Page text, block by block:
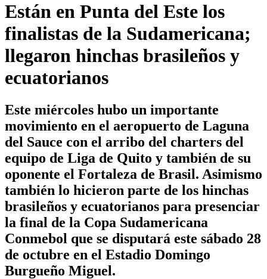
Están en Punta del Este los
finalistas de la Sudamericana;
llegaron hinchas brasileños y
ecuatorianos
Este miércoles hubo un importante
movimiento en el aeropuerto de Laguna
del Sauce con el arribo del charters del
equipo de Liga de Quito y también de su
oponente el Fortaleza de Brasil. Asimismo
también lo hicieron parte de los hinchas
brasileños y ecuatorianos para presenciar
la final de la Copa Sudamericana
Conmebol que se disputará este sábado 28
de octubre en el Estadio Domingo
Burgueño Miguel.